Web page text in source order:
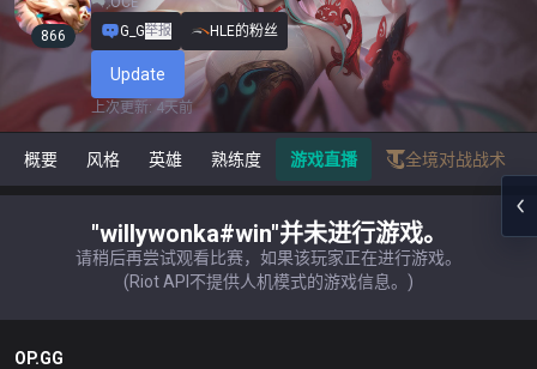
866
G_G举报 HLE的粉丝
Update
上次更新: 4天前
概要 风格 英雄 熟练度 游戏直播 全境对战战术
"willywonka#win"并未进行游戏。
请稍后再尝试观看比赛，如果该玩家正在进行游戏。
(Riot API不提供人机模式的游戏信息。)
OP.GG